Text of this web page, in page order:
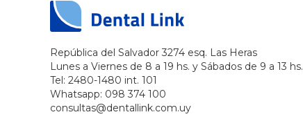
República del Salvador 3274 esq. Las Heras
Lunes a Viernes de 8 a 19 hs. y Sábados de 9 a 13 hs.
Tel: 2480-1480 int. 101
Whatsapp: 098 374 100
consultas@dentallink.com.uy